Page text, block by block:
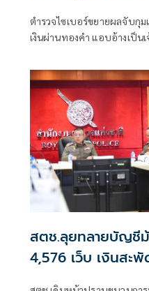
ตำรวจไซเบอร์ขยายผลจับกุ
เงินผ่านทองคำ แอบอ้างเป็น
เงินของเจ้าหน้าที่
สตช.ลุยทลายบัญชี
4,576 เว็บ เงินสะ